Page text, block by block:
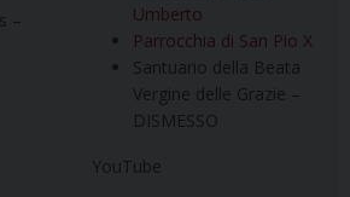
–
Umberto
Parrocchia di San Pio X
Santuario della Beata
Vergine delle Grazie –
DISMESSO
YouTube